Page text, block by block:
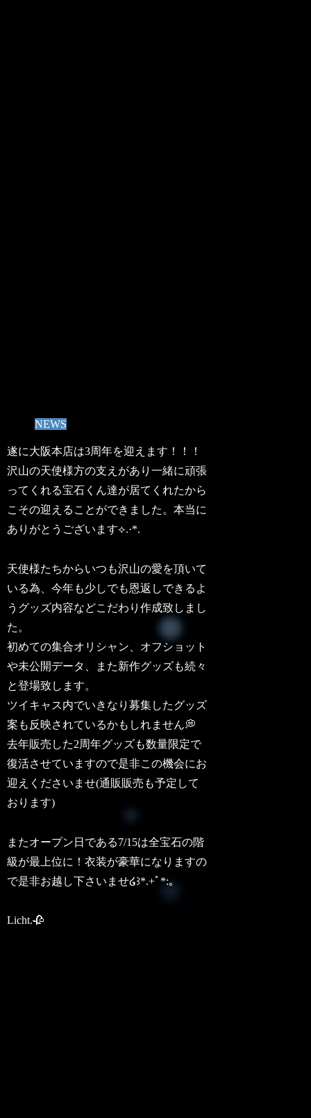
NEWS
遂に大阪本店は3周年を迎えます！！！
沢山の天使様方の支えがあり一緒に頑張
ってくれる宝石くん達が居てくれたから
こその迎えることができました。本当に
ありがとうございます⟡.·*.
天使様たちからいつも沢山の愛を頂いて
いる為、今年も少しでも恩返しできるよ
うグッズ内容などこだわり作成致しまし
た。
初めての集合オリシャン、オフショット
や未公開データ、また新作グッズも続々
と登場致します。
ツイキャス内でいきなり募集したグッズ
案も反映されているかもしれません💭
去年販売した2周年グッズも数量限定で
復活させていますので是非この機会にお
迎えくださいませ(通販販売も予定して
おります)
またオープン日である7/15は全宝石の階
級が最上位に！衣装が豪華になりますの
で是非お越し下さいませ໒꒱*.+ﾟ*:｡
Licht.🥀